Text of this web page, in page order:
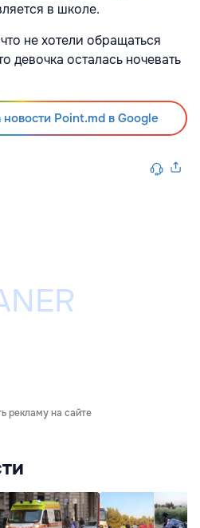
в школе.
не хотели обращаться
девочка осталась ночевать
Point.md в Google
рекламу на сайте